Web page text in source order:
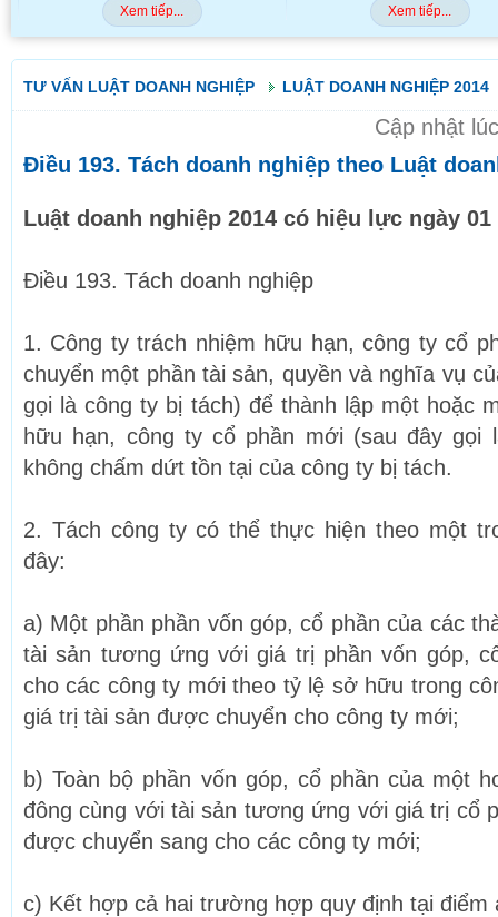
TƯ VẤN LUẬT DOANH NGHIỆP LUẬT DOANH NGHIỆP 2014
Cập nhật
Điều 193. Tách doanh nghiệp theo Luật
Luật doanh nghiệp 2014 có hiệu lực ngày 01
Điều 193. Tách doanh nghiệp
1. Công ty trách nhiệm hữu hạn, công ty cổ
chuyển một phần tài sản, quyền và nghĩa vụ
gọi là công ty bị tách) để thành lập một hoặc
hữu hạn, công ty cổ phần mới (sau đây gọi
không chấm dứt tồn tại của công ty bị tách.
2. Tách công ty có thể thực hiện theo một
đây:
a) Một phần phần vốn góp, cổ phần của các
tài sản tương ứng với giá trị phần vốn góp,
cho các công ty mới theo tỷ lệ sở hữu trong
giá trị tài sản được chuyển cho công ty mới;
b) Toàn bộ phần vốn góp, cổ phần của một
đông cùng với tài sản tương ứng với giá trị cổ
được chuyển sang cho các công ty mới;
c) Kết hợp cả hai trường hợp quy định tại điểm